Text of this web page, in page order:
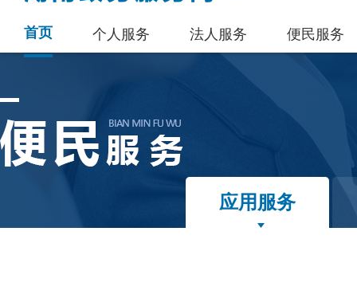
首页 个人服务 法人服务 便民服务
应用服务